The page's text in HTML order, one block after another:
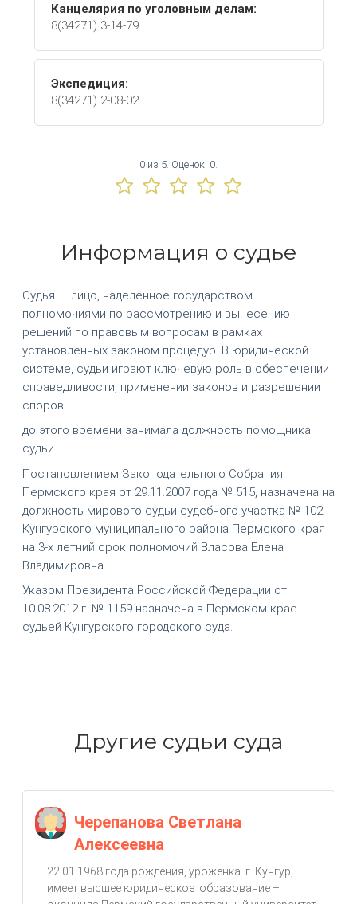
Канцелярия по уголовным делам:
8(34271) 3-14-79
Экспедиция:
8(34271) 2-08-02
0 из 5. Оценок: 0
Информация о судье
Судья — лицо, наделенное государством
полномочиями по рассмотрению и вынесению
решений по правовым вопросам в рамках
установленных законом процедур. В юридической
системе, судьи играют ключевую роль в обеспечении
справедливости, применении законов и разрешении
споров.
до этого времени занимала должность помощника
судьи.
Постановлением Законодательного Собрания
Пермского края от 29.11.2007 года № 515, назначена на
должность мирового судьи судебного участка № 102
Кунгурского муниципального района Пермского края
на 3-х летний срок полномочий Власова Елена
Владимировна.
Указом Президента Российской Федерации от
10.08.2012 г. № 1159 назначена в Пермском крае
судьей Кунгурского городского суда.
Другие судьи суда
Черепанова Светлана
Алексеевна
22.01.1968 года рождения, уроженка г. Кунгур,
имеет высшее юридическое образование –